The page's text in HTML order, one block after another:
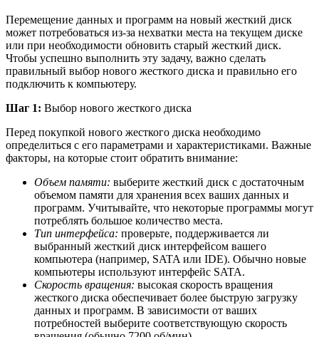
Перемещение данных и программ на новый жесткий диск
может потребоваться из-за нехватки места на текущем диске
или при необходимости обновить старый жесткий диск.
Чтобы успешно выполнить эту задачу, важно сделать
правильный выбор нового жесткого диска и правильно его
подключить к компьютеру.
Шаг 1: Выбор нового жесткого диска
Перед покупкой нового жесткого диска необходимо
определиться с его параметрами и характеристиками. Важные
факторы, на которые стоит обратить внимание:
Объем памяти: выберите жесткий диск с достаточным
объемом памяти для хранения всех ваших данных и
программ. Учитывайте, что некоторые программы могут
потреблять большое количество места.
Тип интерфейса: проверьте, поддерживается ли
выбранный жесткий диск интерфейсом вашего
компьютера (например, SATA или IDE). Обычно новые
компьютеры используют интерфейс SATA.
Скорость вращения: высокая скорость вращения
жесткого диска обеспечивает более быструю загрузку
данных и программ. В зависимости от ваших
потребностей выберите соответствующую скорость